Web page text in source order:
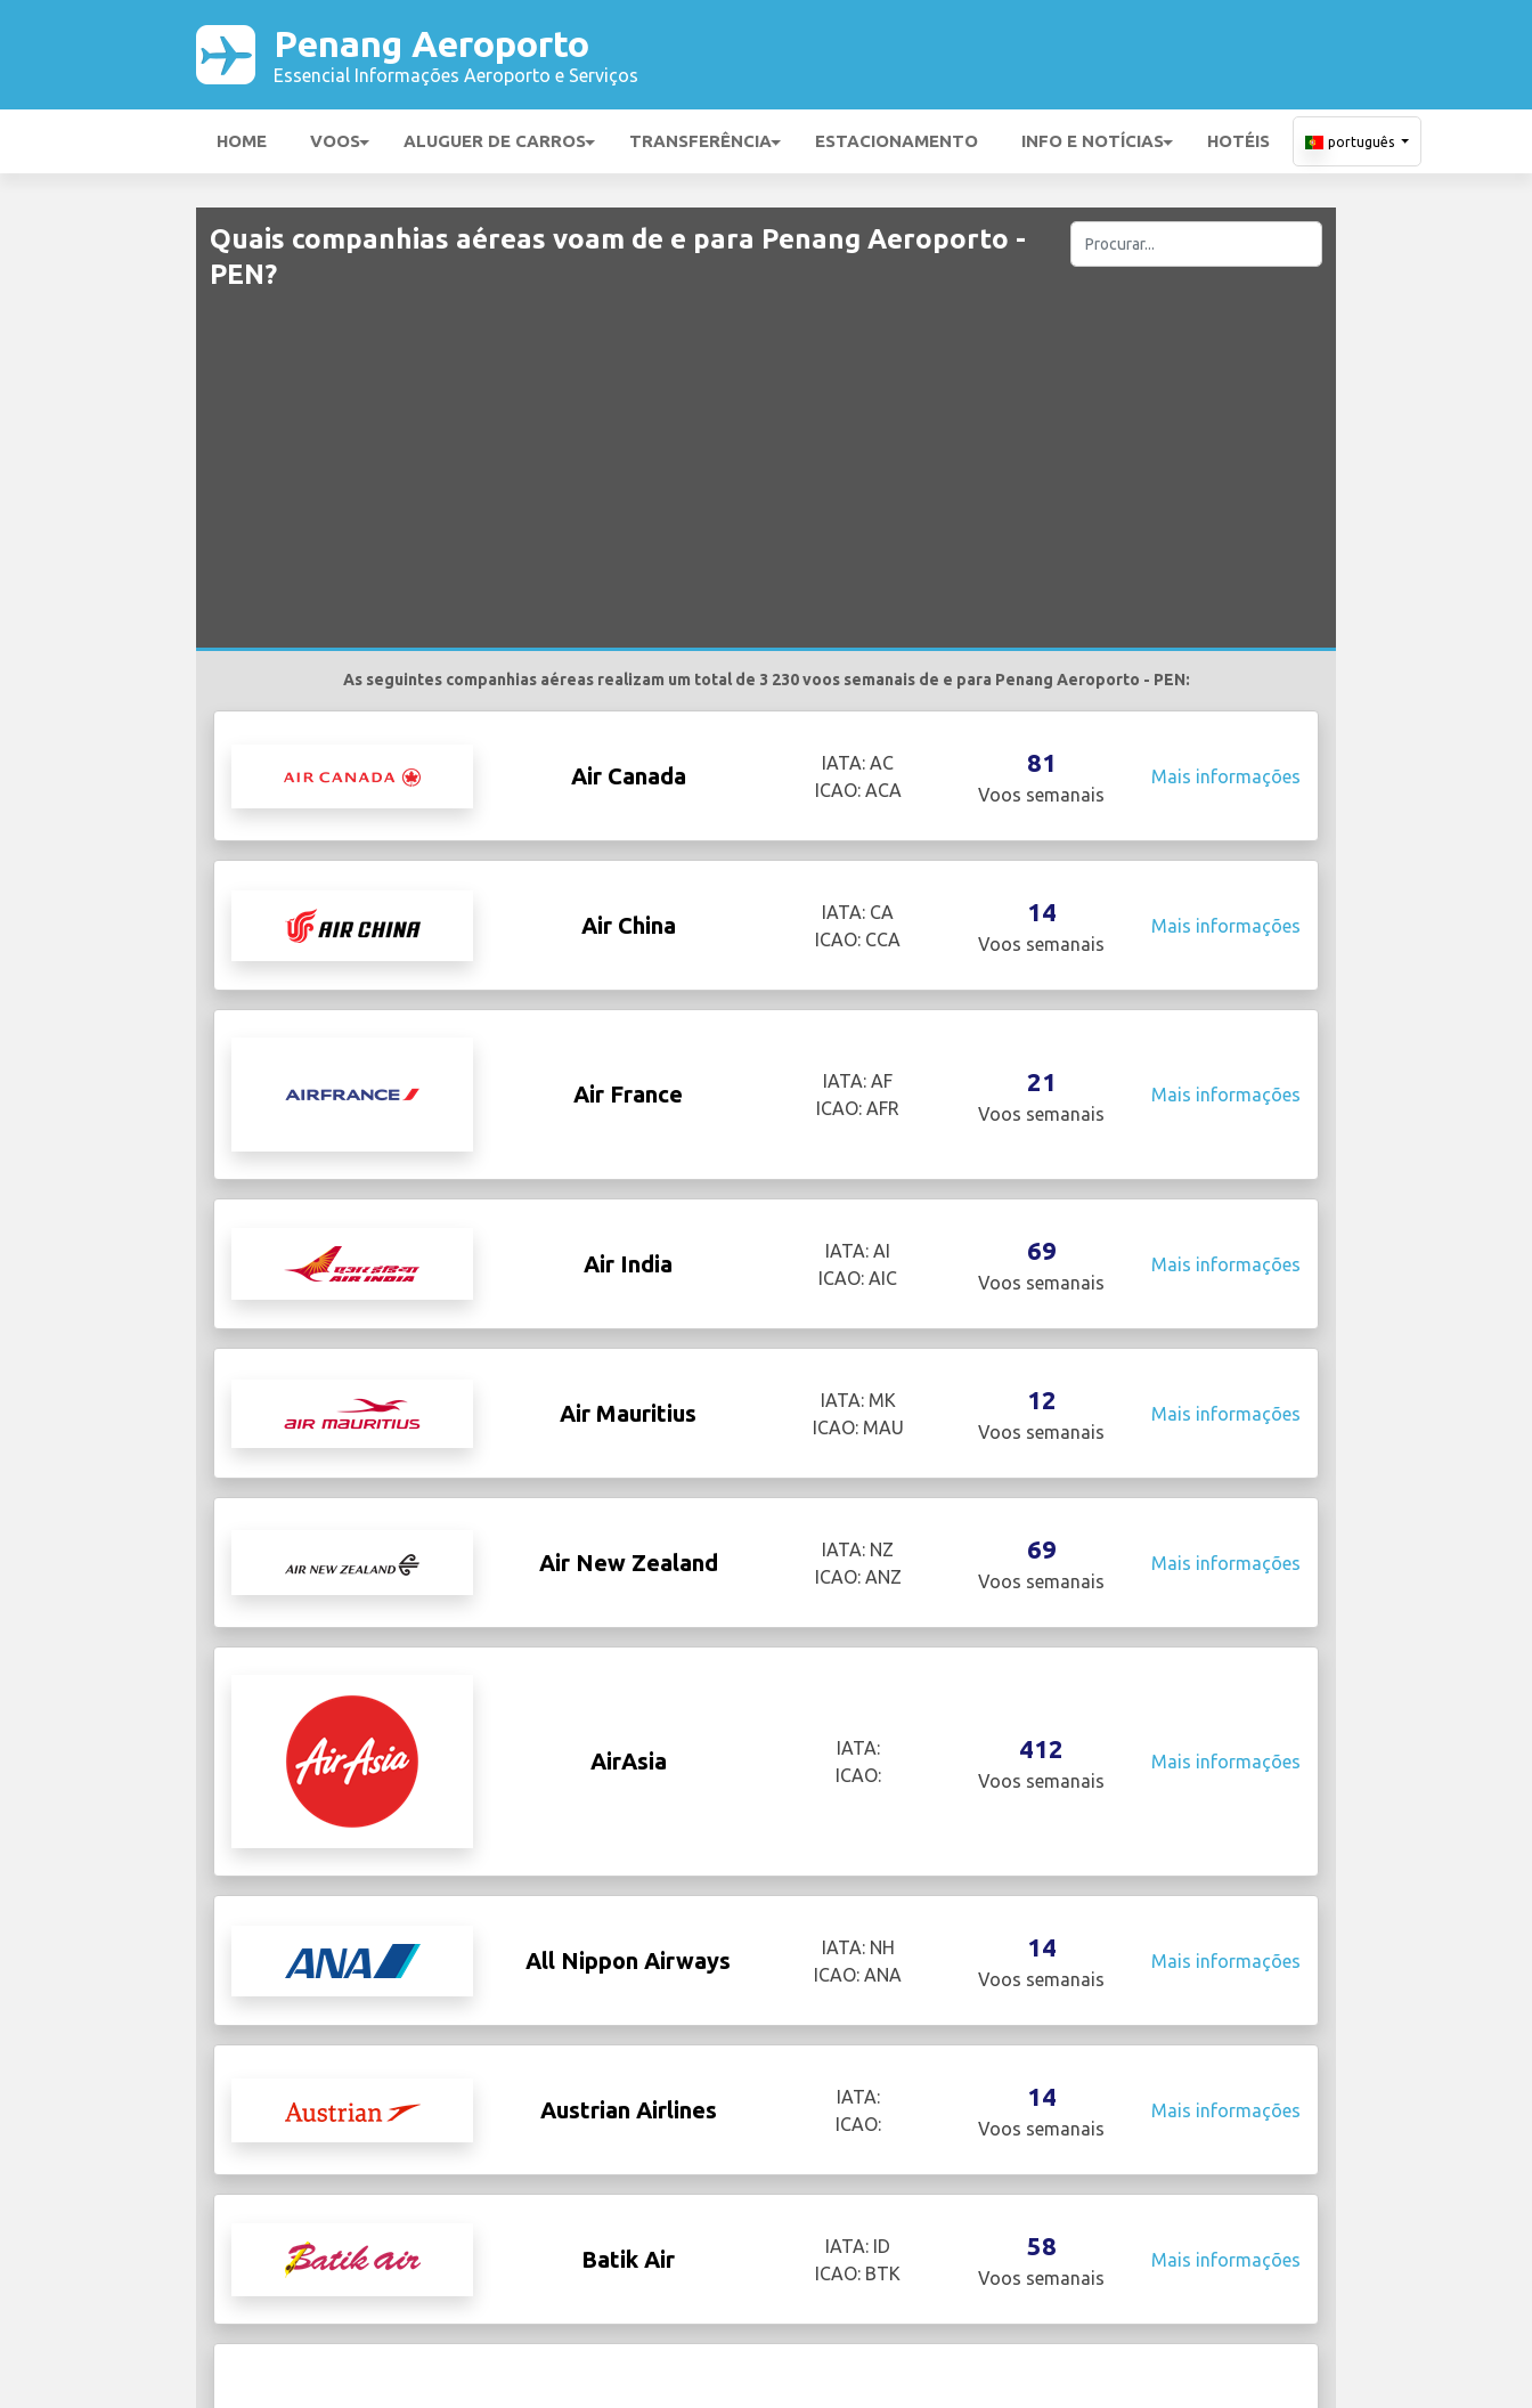
Penang Aeroporto
Essencial Informações Aeroporto e Serviços
HOME VOOS ALUGUER DE CARROS TRANSFERÊNCIA ESTACIONAMENTO INFO E NOTÍCIAS HOTÉIS português
Quais companhias aéreas voam de e para Penang Aeroporto -
PEN?
As seguintes companhias aéreas realizam um total de 3 230 voos semanais de e para Penang Aeroporto - PEN:
Air Canada
IATA: AC
ICAO: ACA
81
Voos semanais
Mais informações
Air China
IATA: CA
ICAO: CCA
14
Voos semanais
Mais informações
Air France
IATA: AF
ICAO: AFR
21
Voos semanais
Mais informações
Air India
IATA: AI
ICAO: AIC
69
Voos semanais
Mais informações
Air Mauritius
IATA: MK
ICAO: MAU
12
Voos semanais
Mais informações
Air New Zealand
IATA: NZ
ICAO: ANZ
69
Voos semanais
Mais informações
AirAsia
IATA:
ICAO:
412
Voos semanais
Mais informações
All Nippon Airways
IATA: NH
ICAO: ANA
14
Voos semanais
Mais informações
Austrian Airlines
IATA:
ICAO:
14
Voos semanais
Mais informações
Batik Air
IATA: ID
ICAO: BTK
58
Voos semanais
Mais informações